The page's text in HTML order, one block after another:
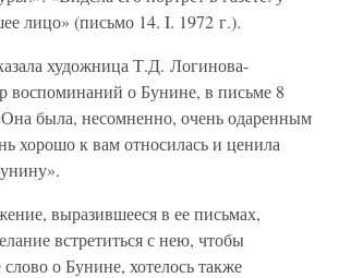
лицо» (письмо 14. I. 1972 г.).
художница Т.Д. Логинова-
воспоминаний о Бунине, в письме 8
была, несомненно, очень одаренным
хорошо к вам относилась и ценила
выразившееся в ее письмах,
встретиться с нею, чтобы
о Бунине, хотелось также